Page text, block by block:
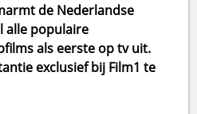
de Nederlandse
alle populaire
als eerste op tv uit.
exclusief bij Film1 te